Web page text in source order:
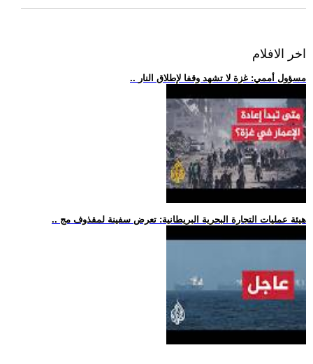
اخر الافلام
.. مسؤول أممي: غزة لا تشهد وقفا لإطلاق النار
.. هيئة عمليات التجارة البحرية البريطانية: تعرض سفينة لمقذوف مج